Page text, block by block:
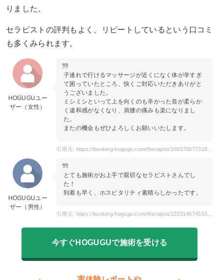
りました。
セラピストの評判もよく、リピートしているという口コミ
も多くみられます。
HOGUGUユー
ザー（女性）
子連れで行けるマッサージが近くになく体が辛すぎ
て困っていたところ、快くご対応いただきありがと
うございました。
ミシミシといって上を向くのも辛かった首が柔らか
く違和感がなくなり、肩腰の痛みも楽になりまし
た。
またの機会もぜひよろしくお願いいたします。
HOGUGUユー
ザー（男性）
とても施術がお上手で親切なセラピストさんでし
た！
到着も早く、ホスピタリティ素晴らしかったです。
今すぐHOGUGUで施術を受ける